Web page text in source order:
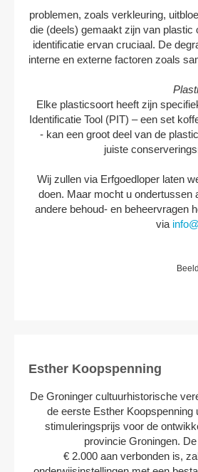
problemen, zoals verkleuring,
die (deels) gemaakt zijn van plastic
identificatie ervan cruciaal. De
interne en externe factoren zoals
Elke plasticsoort heeft zijn
Identificatie Tool (PIT) – een set
- kan een groot deel van de
juiste
Wij zullen via Erfgoedloper laten
doen. Maar mocht u ondertussen
andere behoud- en beheervragen
via
Esther Koopspenning
De Groninger cultuurhistorische
de eerste Esther
stimuleringsprijs voor de
provincie Groningen.
€ 2.000 aan verbonden is,